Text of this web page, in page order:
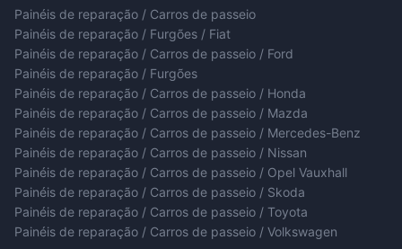
Painéis de reparação / Carros de passeio
Painéis de reparação / Furgões / Fiat
Painéis de reparação / Carros de passeio / Ford
Painéis de reparação / Furgões
Painéis de reparação / Carros de passeio / Honda
Painéis de reparação / Carros de passeio / Mazda
Painéis de reparação / Carros de passeio / Mercedes-Benz
Painéis de reparação / Carros de passeio / Nissan
Painéis de reparação / Carros de passeio / Opel Vauxhall
Painéis de reparação / Carros de passeio / Skoda
Painéis de reparação / Carros de passeio / Toyota
Painéis de reparação / Carros de passeio / Volkswagen